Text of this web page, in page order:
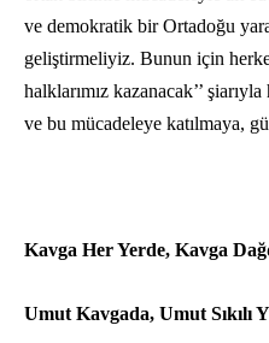
ve demokratik bir Ortadoğu
geliştirmeliyiz. Bunun için
halklarımız kazanacak’’
ve bu mücadeleye katılmaya,
Kavga Her Yerde, Kavga
Umut Kavgada, Umut Sıkılı